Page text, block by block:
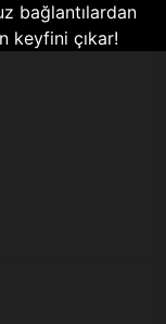
bağlantılardan
keyfini çıkar!